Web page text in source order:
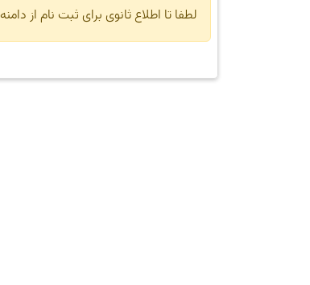
لطفا تا اطلاع ثانوی برای ثبت نام از دامنه Yahoo استفاده نکنید.